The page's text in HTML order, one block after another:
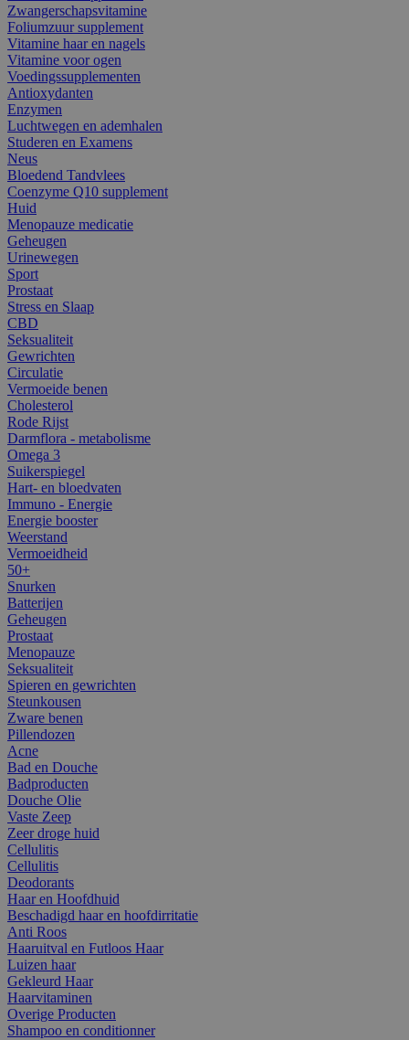
Zwangerschapsvitamine
Foliumzuur supplement
Vitamine haar en nagels
Vitamine voor ogen
Voedingssupplementen
Antioxydanten
Enzymen
Luchtwegen en ademhalen
Studeren en Examens
Neus
Bloedend Tandvlees
Coenzyme Q10 supplement
Huid
Menopauze medicatie
Geheugen
Urinewegen
Sport
Prostaat
Stress en Slaap
CBD
Seksualiteit
Gewrichten
Circulatie
Vermoeide benen
Cholesterol
Rode Rijst
Darmflora - metabolisme
Omega 3
Suikerspiegel
Hart- en bloedvaten
Immuno - Energie
Energie booster
Weerstand
Vermoeidheid
50+
Snurken
Batterijen
Geheugen
Prostaat
Menopauze
Seksualiteit
Spieren en gewrichten
Steunkousen
Zware benen
Pillendozen
Acne
Bad en Douche
Badproducten
Douche Olie
Vaste Zeep
Zeer droge huid
Cellulitis
Cellulitis
Deodorants
Haar en Hoofdhuid
Beschadigd haar en hoofdirritatie
Anti Roos
Haaruitval en Futloos Haar
Luizen haar
Gekleurd Haar
Haarvitaminen
Overige Producten
Shampoo en conditionner